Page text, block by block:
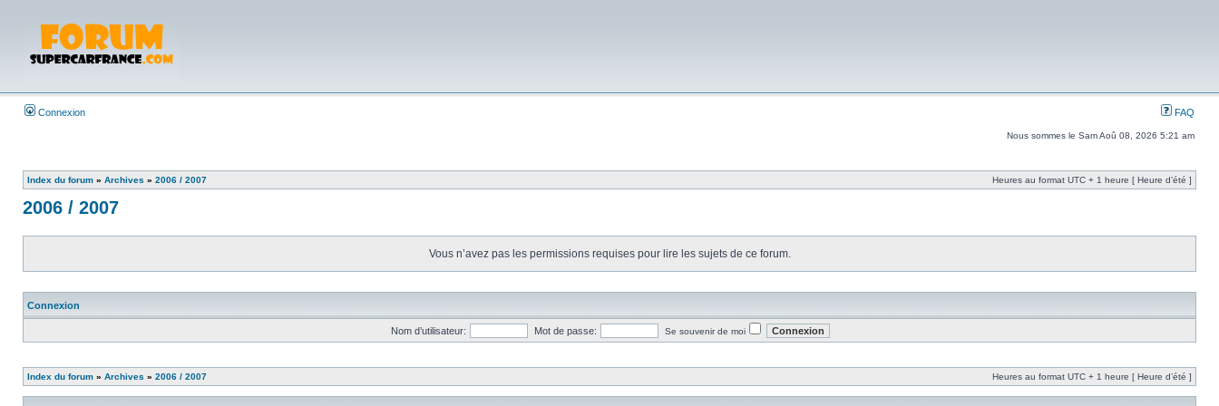
Connexion FAQ
Nous sommes le Sam Aoû 08, 2026 5:21 am
Index du forum » Archives » 2006 / 2007 Heures au format UTC + 1 heure [ Heure d’été ]
2006 / 2007
Vous n’avez pas les permissions requises pour lire les sujets de ce forum.
Connexion
Nom d’utilisateur: Mot de passe: Se souvenir de moi
Index du forum » Archives » 2006 / 2007 Heures au format UTC + 1 heure [ Heure d’été ]